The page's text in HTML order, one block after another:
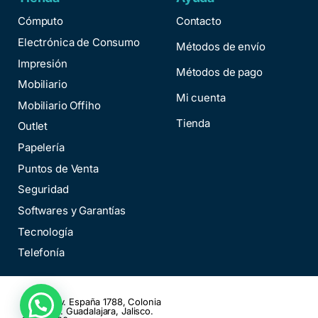
Cómputo
Electrónica de Consumo
Impresión
Mobiliario
Mobiliario Offiho
Outlet
Papelería
Puntos de Venta
Seguridad
Softwares y Garantías
Tecnología
Telefonía
Contacto
Métodos de envío
Métodos de pago
Mi cuenta
Tienda
Oficity: Av. España 1788, Colonia
Moderna. Guadalajara, Jalisco.